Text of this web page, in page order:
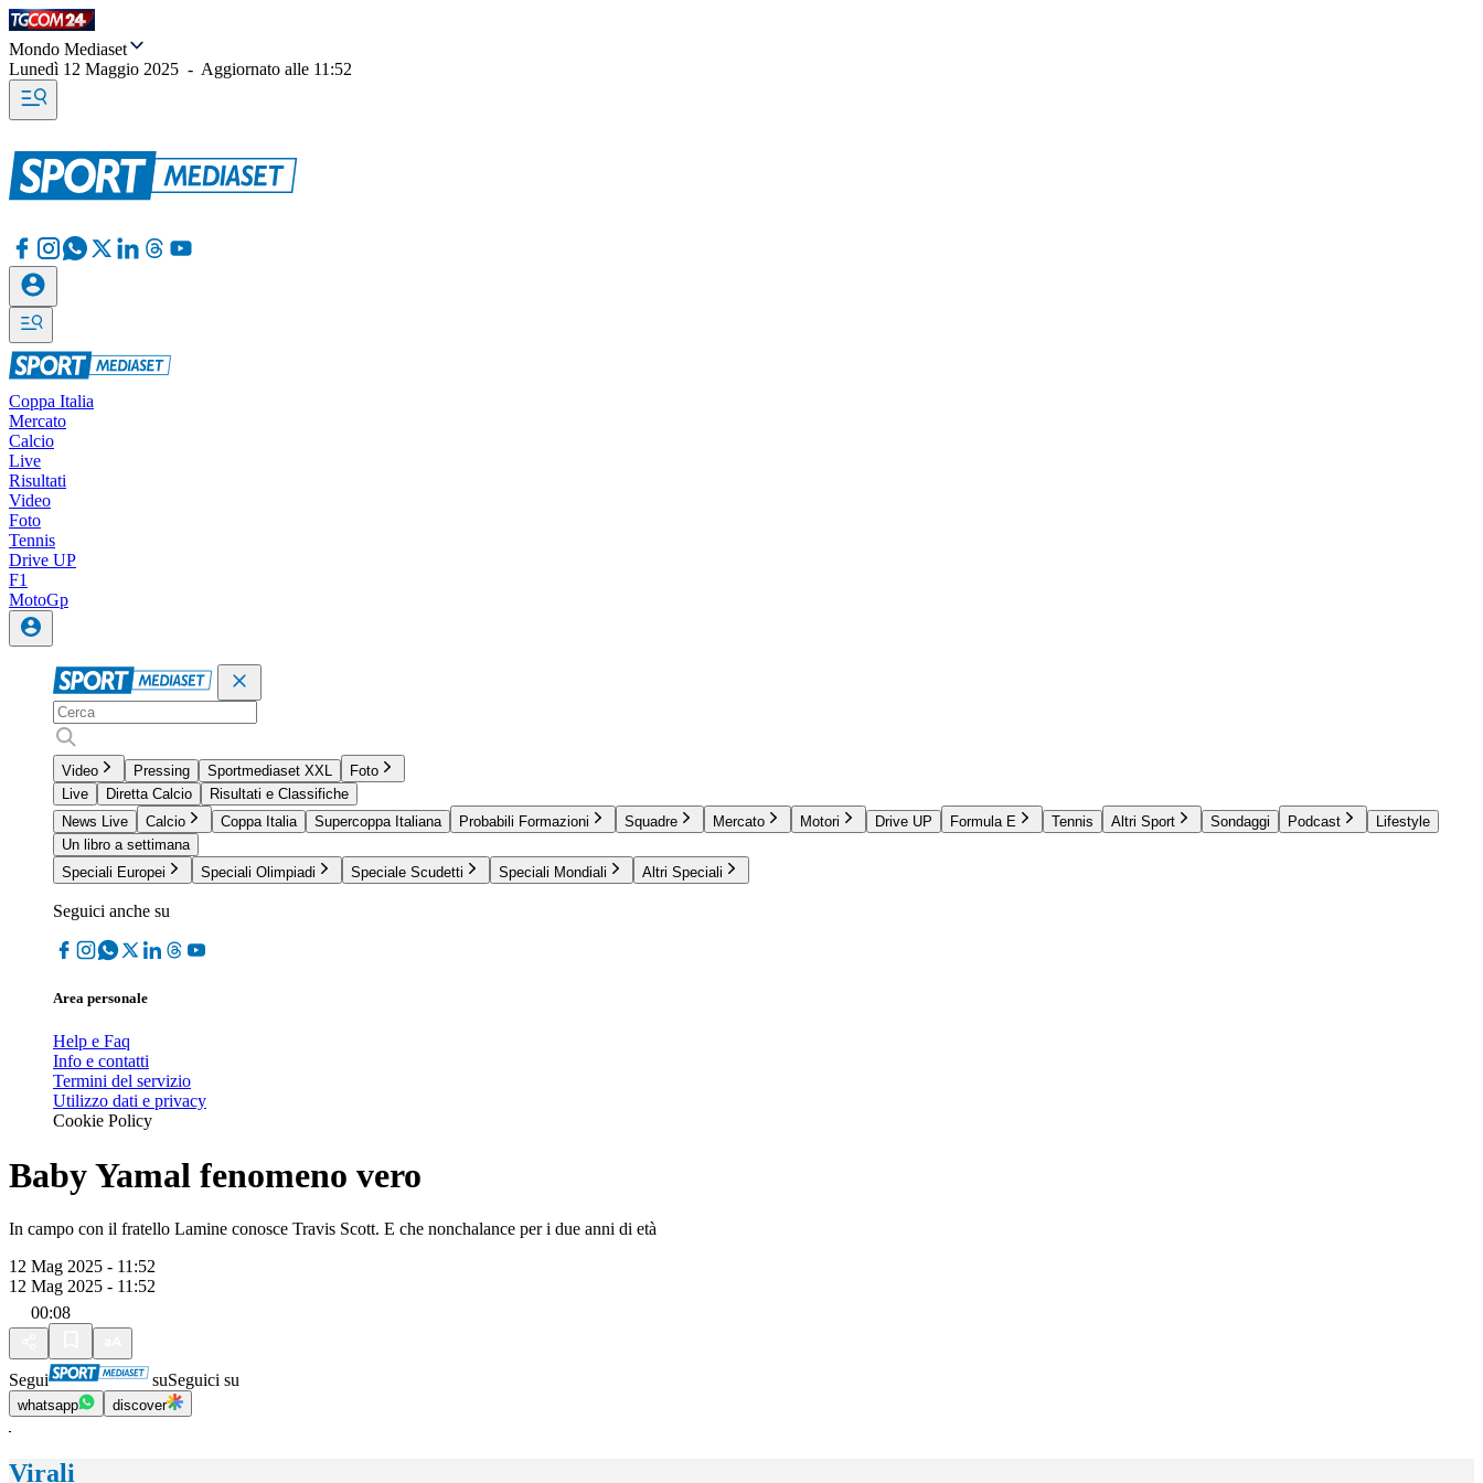
Mondo Mediaset
Lunedì 12 Maggio 2025 - Aggiornato alle 11:52
Coppa Italia
Mercato
Calcio
Live
Risultati
Video
Foto
Tennis
Drive UP
F1
MotoGp
Video Pressing Sportmediaset XXL
Foto
Live
Diretta Calcio
Risultati e Classifiche
News Live
Calcio Coppa Italia Supercoppa Italiana Probabili Formazioni Squadre Mercato Motori Drive UP Formula E Tennis Altri Sport Sondaggi Podcast
Lifestyle
Un libro a settimana
Speciali Europei
Speciali Olimpiadi Speciale Scudetti Speciali Mondiali Altri Speciali
Seguici anche su
Area personale
Help e Faq
Info e contatti
Termini del servizio
Utilizzo dati e privacy
Cookie Policy
Baby Yamal fenomeno vero
In campo con il fratello Lamine conosce Travis Scott. E che nonchalance per i due anni di età
12 Mag 2025 - 11:52
12 Mag 2025 - 11:52
00:08
Segui suSeguici su
whatsapp discover
Virali